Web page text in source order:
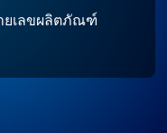
เลขผลิตภัณฑ์